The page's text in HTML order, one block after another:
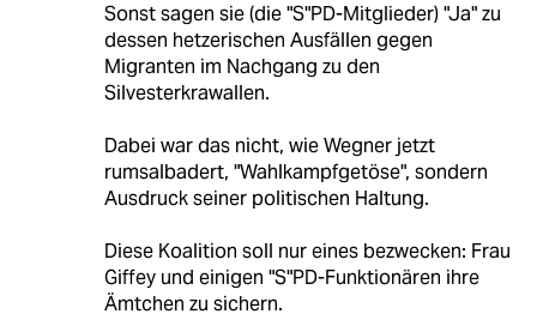
Sonst sagen sie (die "S"PD-Mitglieder) "Ja" zu
dessen hetzerischen Ausfällen gegen
Migranten im Nachgang zu den
Silvesterkrawallen.
Dabei war das nicht, wie Wegner jetzt
rumsalbadert, "Wahlkampfgetöse", sondern
Ausdruck seiner politischen Haltung.
Diese Koalition soll nur eines bezwecken: Frau
Giffey und einigen "S"PD-Funktionären ihre
Ämtchen zu sichern.